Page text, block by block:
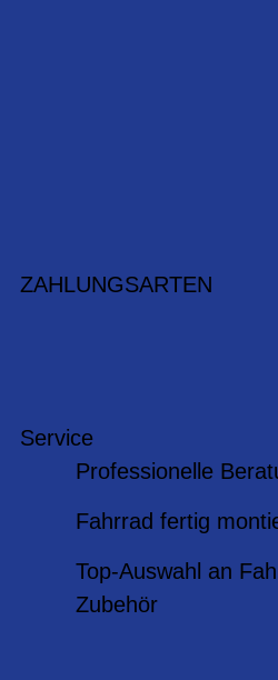
ZAHLUNGSARTEN
Service
Professionelle
Fahrrad fertig
Top-Auswahl an
Zubehör